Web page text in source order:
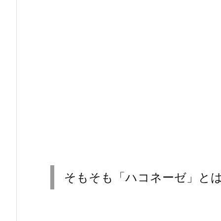
そもそも「ハコネーゼ」と